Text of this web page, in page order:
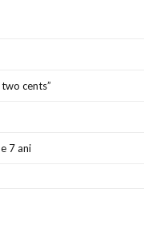
cents”
7 ani